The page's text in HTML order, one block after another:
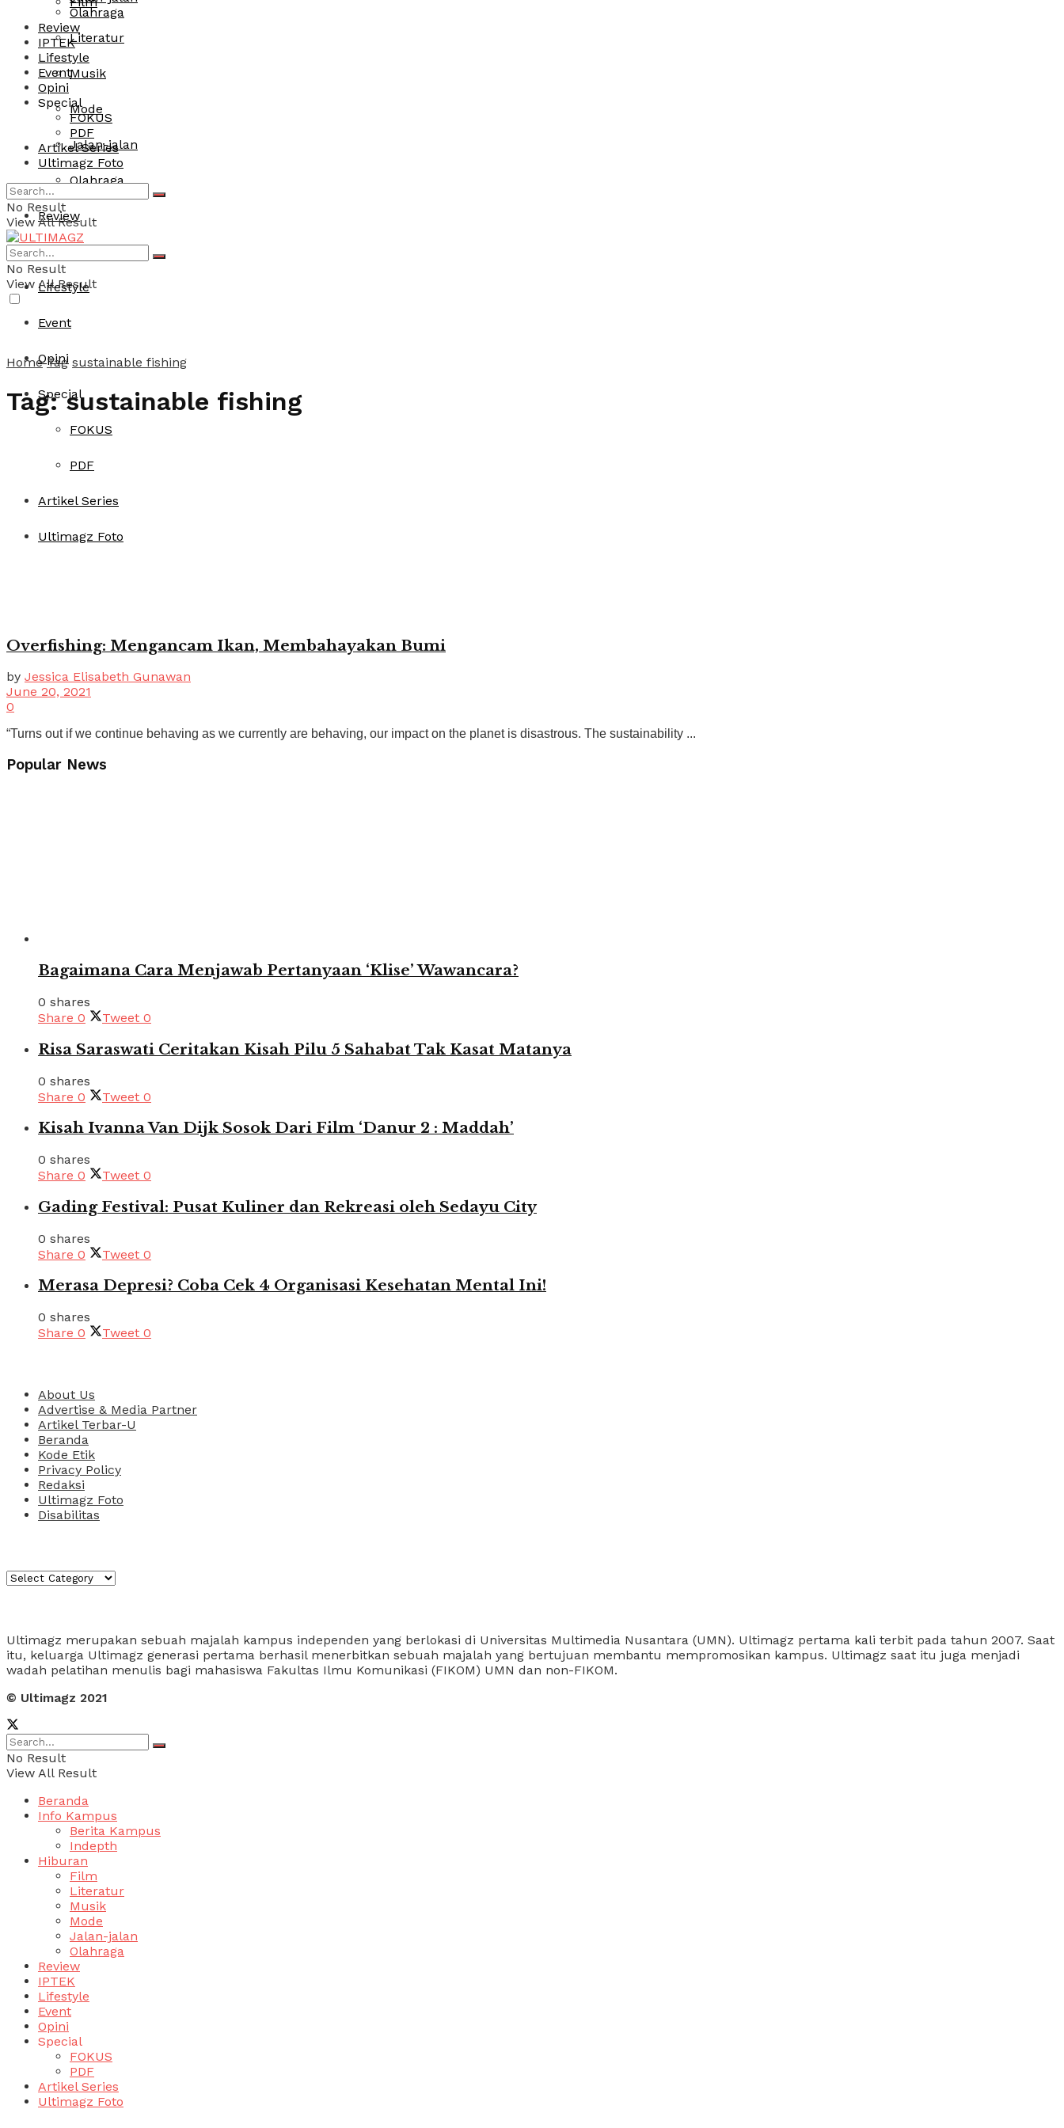
Literatur
Musik
Mode
Jalan-jalan
Olahraga
Review
IPTEK
Lifestyle
Event
Opini
Special
FOKUS
PDF
Artikel Series
Ultimagz Foto
Olahraga
Review
IPTEK
Lifestyle
Event
Opini
Special
FOKUS
PDF
Artikel Series
Ultimagz Foto
No Result
View All Result
No Result
View All Result
Home Tag sustainable fishing
Tag:sustainable fishing
Overfishing: Mengancam Ikan, Membahayakan Bumi
by Jessica Elisabeth Gunawan
June 20, 2021
0
“Turns out if we continue behaving as we currently are behaving, our impact on the planet is disastrous. The sustainability ...
Popular News
Bagaimana Cara Menjawab Pertanyaan ‘Klise’ Wawancara?
0 shares
Share 0 Tweet 0
Risa Saraswati Ceritakan Kisah Pilu 5 Sahabat Tak Kasat Matanya
0 shares
Share 0 Tweet 0
Kisah Ivanna Van Dijk Sosok Dari Film ‘Danur 2 : Maddah’
0 shares
Share 0 Tweet 0
Gading Festival: Pusat Kuliner dan Rekreasi oleh Sedayu City
0 shares
Share 0 Tweet 0
Merasa Depresi? Coba Cek 4 Organisasi Kesehatan Mental Ini!
0 shares
Share 0 Tweet 0
About Us
Advertise & Media Partner
Artikel Terbar-U
Beranda
Kode Etik
Privacy Policy
Redaksi
Ultimagz Foto
Disabilitas
Kategori
Ultimagz merupakan sebuah majalah kampus independen yang berlokasi di Universitas Multimedia Nusantara (UMN). Ultimagz pertama kali terbit pada tahun 2007. Saat
itu, keluarga Ultimagz generasi pertama berhasil menerbitkan sebuah majalah yang bertujuan membantu mempromosikan kampus. Ultimagz saat itu juga menjadi
wadah pelatihan menulis bagi mahasiswa Fakultas Ilmu Komunikasi (FIKOM) UMN dan non-FIKOM.
© Ultimagz 2021
No Result
View All Result
Beranda
Info Kampus
Berita Kampus
Indepth
Hiburan
Film
Literatur
Musik
Mode
Jalan-jalan
Olahraga
Review
IPTEK
Lifestyle
Event
Opini
Special
FOKUS
PDF
Artikel Series
Ultimagz Foto